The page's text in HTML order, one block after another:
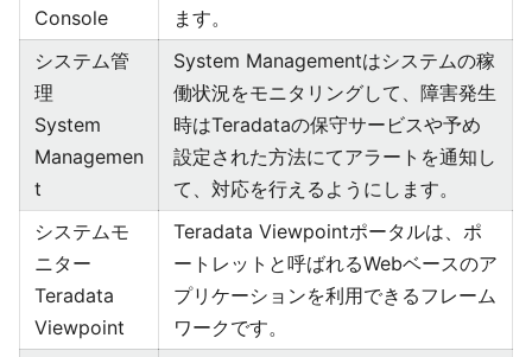
Console
ます。
システム管
理
System
Managemen
t
System Managementはシステムの稼
働状況をモニタリングして、障害発生
時はTeradataの保守サービスや予め
設定された方法にてアラートを通知し
て、対応を行えるようにします。
システムモ
ニター
Teradata
Viewpoint
Teradata Viewpointポータルは、ポ
ートレットと呼ばれるWebベースのア
プリケーションを利用できるフレーム
ワークです。